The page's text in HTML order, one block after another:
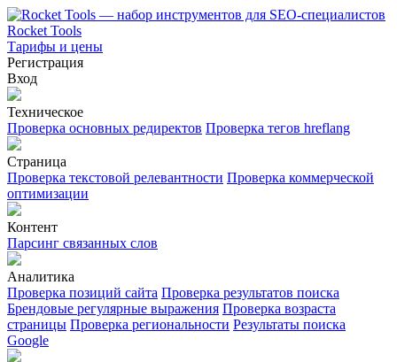
Rocket Tools
Тарифы и цены
Регистрация
Вход
Техническое
Проверка основных редиректов Проверка тегов hreflang
Страница
Проверка текстовой релевантности Проверка коммерческой
оптимизации
Контент
Парсинг связанных слов
Аналитика
Проверка позиций сайта Проверка результатов поиска
Брендовые регулярные выражения Проверка возраста
страницы Проверка региональности Результаты поиска
Google